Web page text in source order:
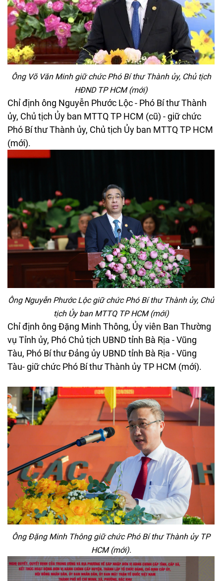
Ông Võ Văn Minh giữ chức Phó Bí thư Thành ủy, Chủ tịch
HĐND TP HCM (mới)
Chỉ định ông Nguyễn Phước Lộc - Phó Bí thư Thành
ủy, Chủ tịch Ủy ban MTTQ TP HCM (cũ) - giữ chức
Phó Bí thư Thành ủy, Chủ tịch Ủy ban MTTQ TP HCM
(mới).
Ông Nguyễn Phước Lộc giữ chức Phó Bí thư Thành ủy, Chủ
tịch Ủy ban MTTQ TP HCM (mới)
Chỉ định ông Đặng Minh Thông, Ủy viên Ban Thường
vụ Tỉnh ủy, Phó Chủ tịch UBND tỉnh Bà Rịa - Vũng
Tàu, Phó Bí thư Đảng ủy UBND tỉnh Bà Rịa - Vũng
Tàu- giữ chức Phó Bí thư Thành ủy TP HCM (mới).
Ông Đặng Minh Thông giữ chức Phó Bí thư Thành ủy TP
HCM (mới).